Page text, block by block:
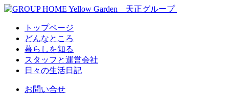
トップページ
どんなところ
暮らしを知る
スタッフと運営会社
日々の生活日記
お問い合せ